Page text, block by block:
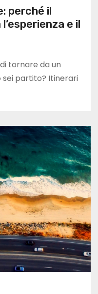
perché il
e il
tornare da un
sei partito? Itinerari